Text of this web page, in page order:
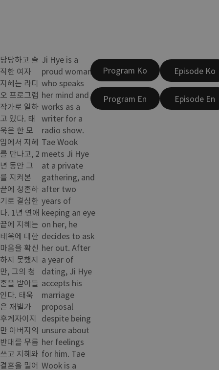
당당하고 솔
직한 여자
지혜는 라디
오 프로그램
작가로 일하
고 있다. 태
욱은 한 모
임에서 지혜
를 만나고, 2
년 동안 그
를 지켜본
끝에 청혼하
기로 결심한
다. 1년 연애
끝에 지혜는
태욱에 대한
마음을 확신
하지 못했지
만, 그의 청
혼을 받아들
인다. 태욱
은 재벌가
후계자이지
만 아버지의
반대를 무릅
쓰고 지혜와
결혼을 밀어
Ji Hye is a
proud woman
who speaks
her mind and
works as a
writer for a
radio show.
Tae Wook
meets Ji Hye
at a private
gathering, and
after two
years of
keeping an eye
on her, he
decides to ask
her out. After
a year of
dating, Ji Hye
accepts his
marriage
proposal
despite being
unsure about
her feelings
for him. Tae
Wook is a
Program Ko
Program En
Episode Ko
Episode En